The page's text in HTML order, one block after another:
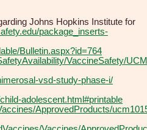
Johns Hopkins Institute for
package_inserts-
Bulletin.aspx?id=764
VaccineSafety/
vsd-study-phase-i/
adolescent.html#printable
ApprovedProducts/